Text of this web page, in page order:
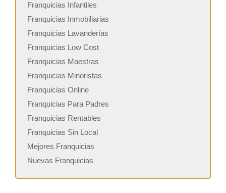
Franquicias Infantiles
Franquicias Inmobiliarias
Franquicias Lavanderías
Franquicias Low Cost
Franquicias Maestras
Franquicias Minoristas
Franquicias Online
Franquicias Para Padres
Franquicias Rentables
Franquicias Sin Local
Mejores Franquicias
Nuevas Franquicias